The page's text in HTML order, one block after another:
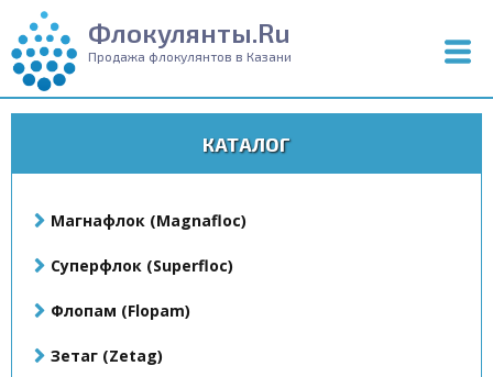
Флокулянты.Ru
Продажа флокулянтов в Казани
КАТАЛОГ
Магнафлок (Magnafloc)
Суперфлок (Superfloc)
Флопам (Flopam)
Зетаг (Zetag)